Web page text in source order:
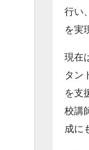
行い
を実
現在
タン
を支
校講
成に